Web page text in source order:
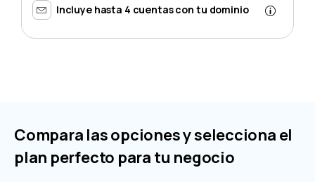
Incluye hasta 4 cuentas con tu dominio
Compara las opciones y selecciona el
plan perfecto para tu negocio